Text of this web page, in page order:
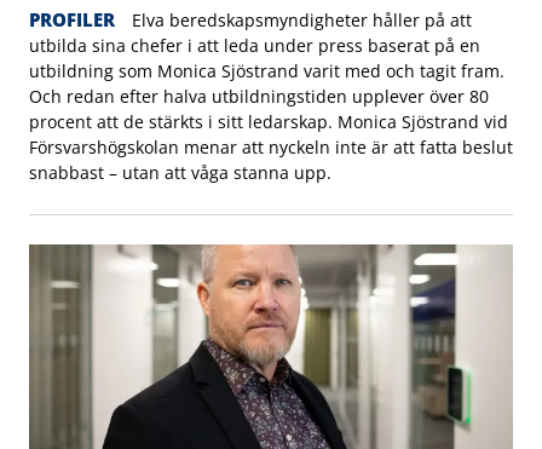
PROFILER
Elva beredskapsmyndigheter håller på att
utbilda sina chefer i att leda under press baserat på en
utbildning som Monica Sjöstrand varit med och tagit fram.
Och redan efter halva utbildningstiden upplever över 80
procent att de stärkts i sitt ledarskap. Monica Sjöstrand vid
Försvarshögskolan menar att nyckeln inte är att fatta beslut
snabbast – utan att våga stanna upp.